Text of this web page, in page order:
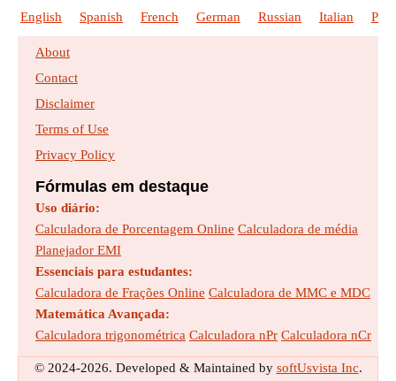
English Spanish French German Russian Italian
About
Contact
Disclaimer
Terms of Use
Privacy Policy
Fórmulas em destaque
Uso diário:
Calculadora de Porcentagem Online Calculadora de média
Planejador EMI
Essenciais para estudantes:
Calculadora de Frações Online Calculadora de MMC e MDC
Matemática Avançada:
Calculadora trigonométrica Calculadora nPr Calculadora nCr
© 2024-2026. Developed & Maintained by softUsvista Inc.